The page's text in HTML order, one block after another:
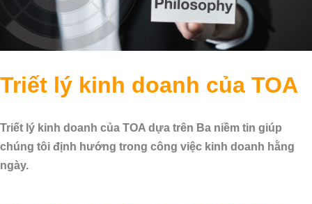
Triết lý kinh doanh của TOA
Triết lý kinh doanh của TOA dựa trên Ba niềm tin giúp
chúng tôi định hướng trong công việc kinh doanh hằng
ngày.